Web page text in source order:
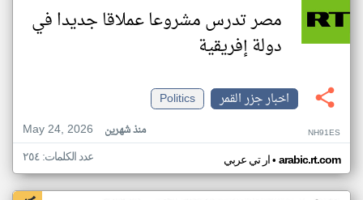
مصر تدرس مشروعا عملاقا جديدا في
دولة إفريقية
اخبار جزر القمر
Politics
May 24, 2026
منذ شهرين NH91ES
ار تي عربي• arabic.rt.com عدد الكلمات: ٢٥٤